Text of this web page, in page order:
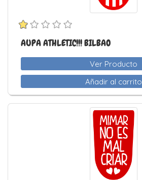
AUPA ATHLETIC!!! BILBAO
Ver Producto
Añadir al carrito